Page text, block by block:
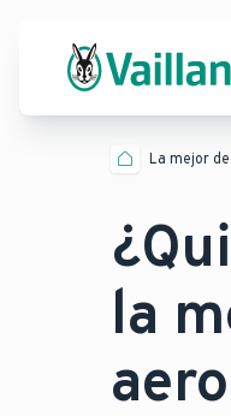
La mejor
la